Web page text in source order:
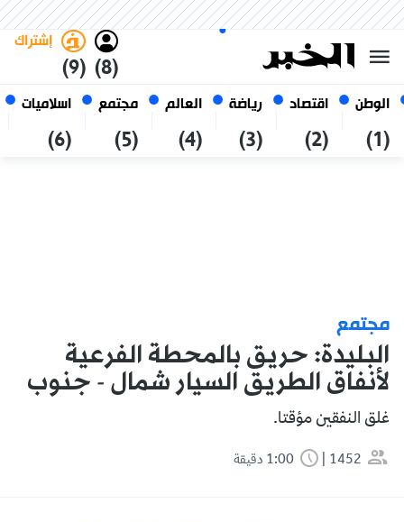
الوطن
(1)
اقتصاد
(2)
رياضة
(3)
العالم
(4)
مجتمع
(5)
اسلاميات
(6)
(8)
إشتراك
(9)
أغسطس 2026
الجزائر
مجتمع
البليدة: حريق بالمحطة الفرعية
لأنفاق الطريق السيار شمال - جنوب
غلق النفقين مؤقتا.
1452